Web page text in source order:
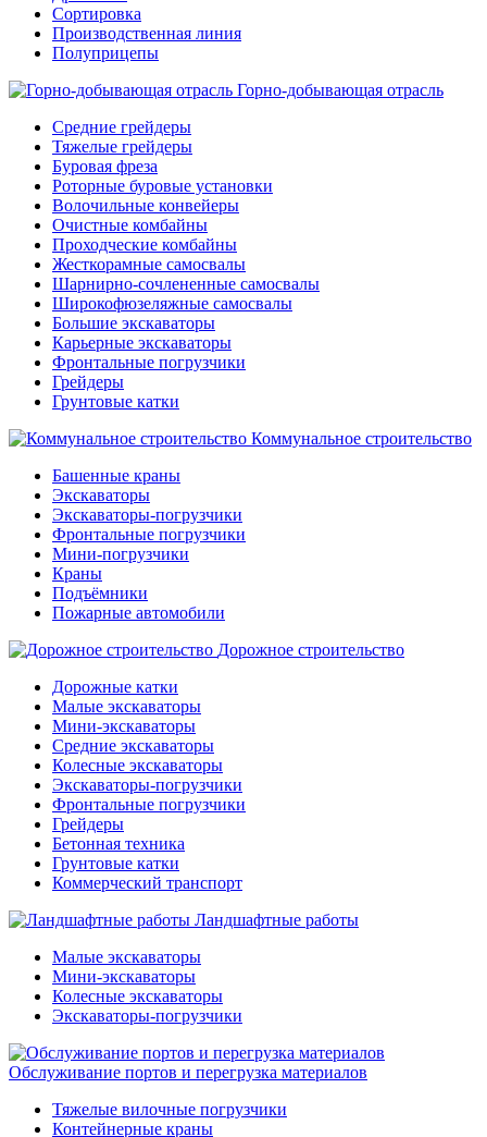
Сортировка
Производственная линия
Полуприцепы
Горно-добывающая отрасль
Средние грейдеры
Тяжелые грейдеры
Буровая фреза
Роторные буровые установки
Волочильные конвейеры
Очистные комбайны
Проходческие комбайны
Жесткорамные самосвалы
Шарнирно-сочлененные самосвалы
Широкофюзеляжные самосвалы
Большие экскаваторы
Карьерные экскаваторы
Фронтальные погрузчики
Грейдеры
Грунтовые катки
Коммунальное строительство
Башенные краны
Экскаваторы
Экскаваторы-погрузчики
Фронтальные погрузчики
Мини-погрузчики
Краны
Подъёмники
Пожарные автомобили
Дорожное строительство
Дорожные катки
Малые экскаваторы
Мини-экскаваторы
Средние экскаваторы
Колесные экскаваторы
Экскаваторы-погрузчики
Фронтальные погрузчики
Грейдеры
Бетонная техника
Грунтовые катки
Коммерческий транспорт
Ландшафтные работы
Малые экскаваторы
Мини-экскаваторы
Колесные экскаваторы
Экскаваторы-погрузчики
Обслуживание портов и перегрузка материалов
Тяжелые вилочные погрузчики
Контейнерные краны